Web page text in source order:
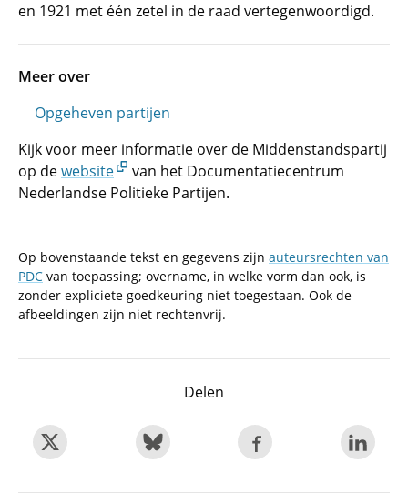
en 1921 met één zetel in de raad vertegenwoordigd.
Meer over
Opgeheven partijen
Kijk voor meer informatie over de Middenstandspartij
op dewebsite
van het Documentatiecentrum
Nederlandse Politieke Partijen.
Op bovenstaande tekst en gegevens zijn auteursrechten van
PDC van toepassing; overname, in welke vorm dan ook, is
zonder expliciete goedkeuring niet toegestaan. Ook de
afbeeldingen zijn niet rechtenvrij.
Delen